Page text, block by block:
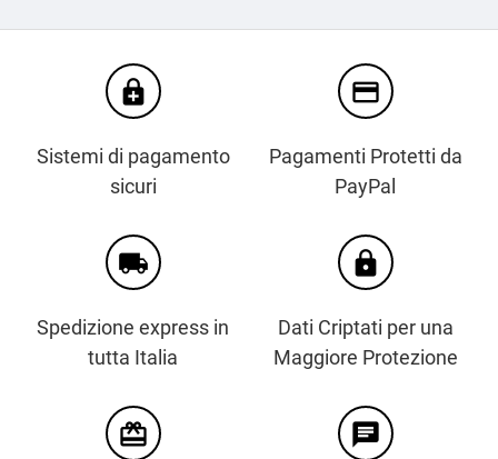
enhanced_encryption
Sistemi di pagamento
sicuri
credit_card
Pagamenti Protetti da
PayPal
local_shipping
Spedizione express in
tutta Italia
https
Dati Criptati per una
Maggiore Protezione
card_giftcard chat